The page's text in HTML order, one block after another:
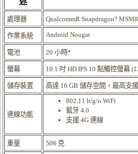
處理器 QualcommR Snapdragon?
作業系統 Android Nougat
電池 20 小時*
螢幕 10.1 吋 HD IPS 10 點觸控螢幕
儲存裝置 高達 16 GB 儲存空間，最高支
連線功能
802.11 b/g/n WiFi
藍牙 4.0
支援 4G 連線
重量 506 克